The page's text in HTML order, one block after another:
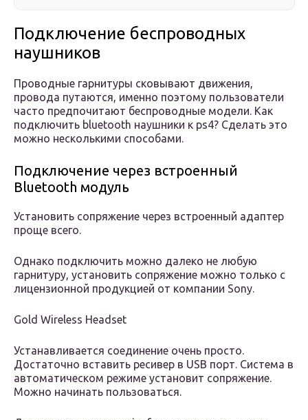
Подключение беспроводных
наушников
Проводные гарнитуры сковывают движения,
провода путаются, именно поэтому пользователи
часто предпочитают беспроводные модели. Как
подключить bluetooth наушники к ps4? Сделать это
можно несколькими способами.
Подключение через встроенный
Bluetooth модуль
Установить сопряжение через встроенный адаптер
проще всего.
Однако подключить можно далеко не любую
гарнитуру, установить сопряжение можно только с
лицензионной продукцией от компании Sony.
Gold Wireless Headset
Устанавливается соединение очень просто.
Достаточно вставить ресивер в USB порт. Система в
автоматическом режиме установит сопряжение.
Можно начинать пользоваться.